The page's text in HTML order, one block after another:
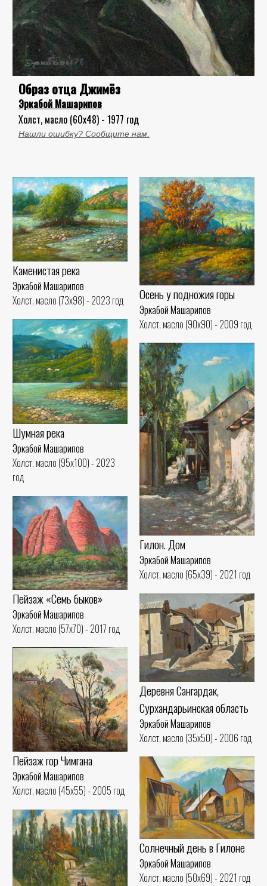
Образ отца Джимёз
Эркабой Машарипов
Холст, масло (60x48) - 1977 год
Нашли ошибку? Сообщите нам.
Каменистая река
Эркабой Машарипов
Холст, масло (73x98) - 2023 год
Осень у подножия горы
Эркабой Машарипов
Холст, масло (90x90) - 2009 год
Шумная река
Эркабой Машарипов
Холст, масло (95x100) - 2023
год
Гилон. Дом
Эркабой Машарипов
Холст, масло (65x39) - 2021 год
Пейзаж «Семь быков»
Эркабой Машарипов
Холст, масло (57x70) - 2017 год
Деревня Сангардaк,
Сурхандарьинская область
Эркабой Машарипов
Холст, масло (35x50) - 2006 год
Пейзаж гор Чимгана
Эркабой Машарипов
Холст, масло (45x55) - 2005 год
Солнечный день в Гилоне
Эркабой Машарипов
Холст, масло (50x69) - 2021 год